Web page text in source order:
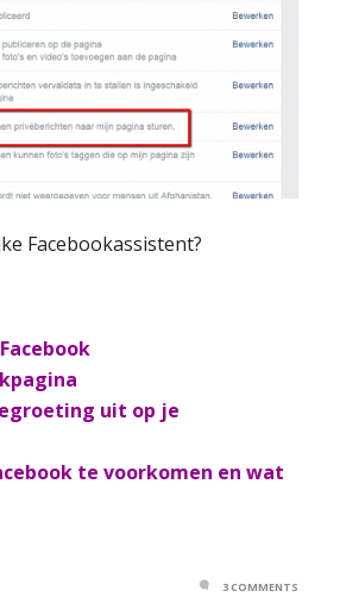
Facebookassistent?
uit op je
te voorkomen en wat
3 COMMENTS